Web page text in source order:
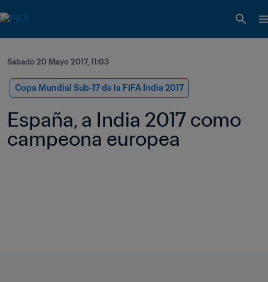
Sábado 20 Mayo 2017, 11:03
Copa Mundial Sub-17 de la FIFA India 2017
España, a India 2017 como
campeona europea